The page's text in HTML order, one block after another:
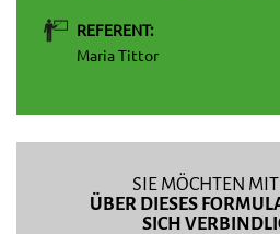
REFERENT:
Maria Tittor
SIE MÖCHTEN
ÜBER DIESES
SICH